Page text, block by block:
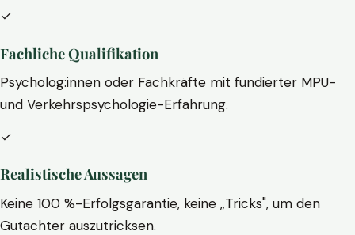
✓
Fachliche Qualifikation
Psycholog:innen oder Fachkräfte mit fundierter MPU-
und Verkehrspsychologie-Erfahrung.
✓
Realistische Aussagen
Keine 100 %-Erfolgsgarantie, keine „Tricks", um den
Gutachter auszutricksen.